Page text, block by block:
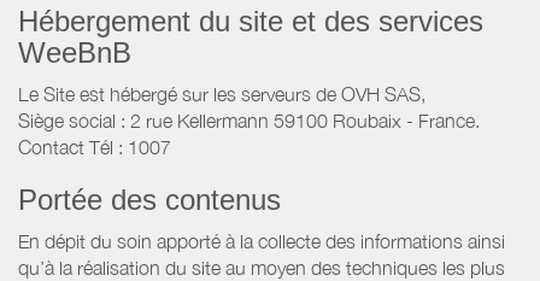
Hébergement du site et des services
WeeBnB
Le Site est hébergé sur les serveurs de OVH SAS,
Siège social : 2 rue Kellermann 59100 Roubaix - France.
Contact Tél : 1007
Portée des contenus
En dépit du soin apporté à la collecte des informations ainsi
qu’à la réalisation du site au moyen des techniques les plus